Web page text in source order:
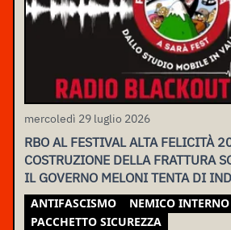
mercoledì 29 luglio 2026
RBO AL FESTIVAL ALTA FELICITÀ
COSTRUZIONE DELLA FRATTURA
IL GOVERNO MELONI TENTA DI
MOVIMENTO
ANTIFASCISMO
NEMICO INTERNO
PACCHETTO SICUREZZA